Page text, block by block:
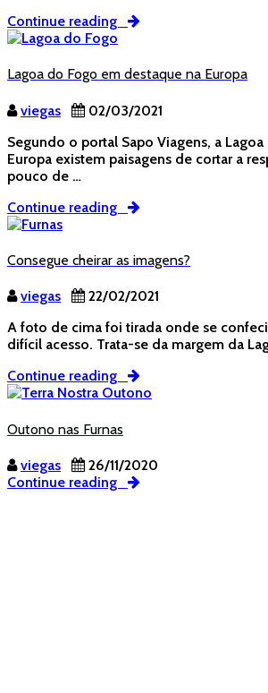
Continue reading
Lagoa do Fogo em destaque na Europa
viegas
02/03/2021
Segundo o portal Sapo Viagens, a
Europa existem paisagens de cortar a
pouco de …
Continue reading
Consegue cheirar as imagens?
viegas
22/02/2021
A foto de cima foi tirada onde se
difícil acesso. Trata-se da margem da
Continue reading
Outono nas Furnas
viegas
26/11/2020
Continue reading